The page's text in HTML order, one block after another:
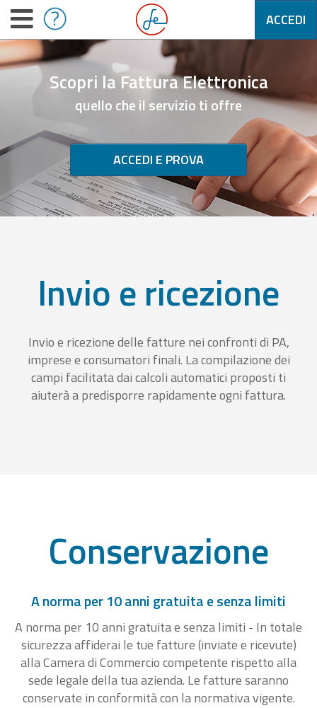
ACCEDI
Scopri la Fattura Elettronica
quello che il servizio ti offre
ACCEDI E PROVA
Invio e ricezione
Invio e ricezione delle fatture nei confronti di PA,
imprese e consumatori finali. La compilazione dei
campi facilitata dai calcoli automatici proposti ti
aiuterà a predisporre rapidamente ogni fattura.
Conservazione
A norma per 10 anni gratuita e senza limiti
A norma per 10 anni gratuita e senza limiti - In totale
sicurezza affiderai le tue fatture (inviate e ricevute)
alla Camera di Commercio competente rispetto alla
sede legale della tua azienda. Le fatture saranno
conservate in conformità con la normativa vigente.